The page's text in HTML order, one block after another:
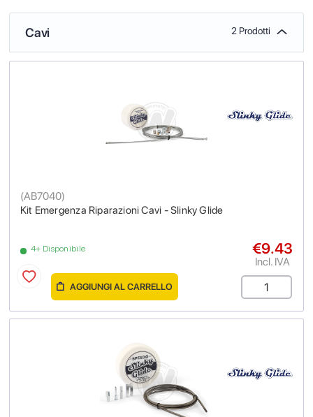
Cavi 2 Prodotti
Kit Emergenza Riparazioni Cavi - Slinky Glide
(AB7040)
4+ Disponibile €9.43
Incl. IVA
AGGIUNGI AL CARRELLO